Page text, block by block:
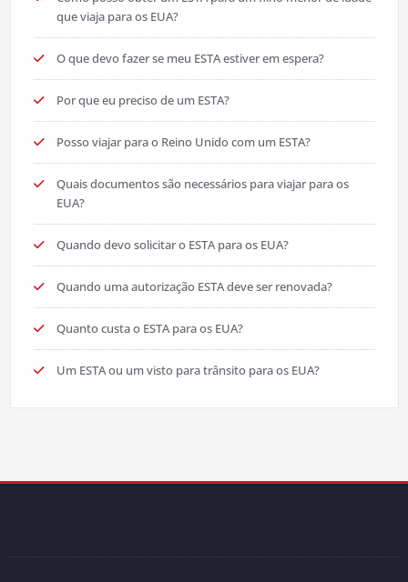
que viaja para os EUA?
O que devo fazer se meu ESTA estiver em espera?
Por que eu preciso de um ESTA?
Posso viajar para o Reino Unido com um ESTA?
Quais documentos são necessários para viajar para os
EUA?
Quando devo solicitar o ESTA para os EUA?
Quando uma autorização ESTA deve ser renovada?
Quanto custa o ESTA para os EUA?
Um ESTA ou um visto para trânsito para os EUA?